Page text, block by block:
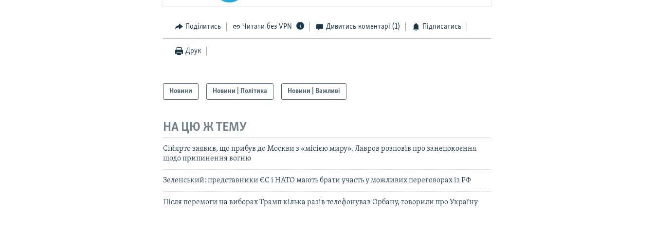
Поділитись Читати без VPN Дивитись коментарі (1) Підписатись
Друк
Новини Новини | Політика Новини | Важливі
НА ЦЮ Ж ТЕМУ
Сійярто заявив, що прибув до Москви з «місією миру». Лавров розповів про занепокоєння
щодо припинення вогню
Зеленський: представники ЄС і НАТО мають брати участь у можливих переговорах із РФ
Після перемоги на виборах Трамп кілька разів телефонував Орбану, говорили про Україну